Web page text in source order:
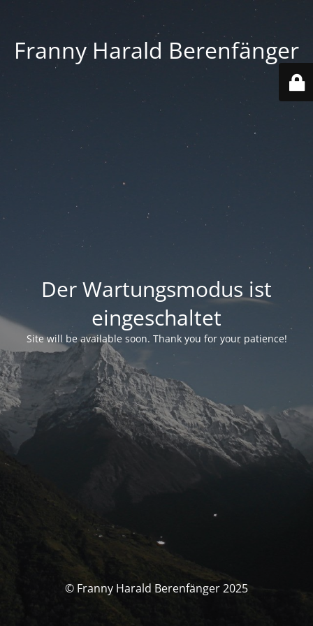
Franny Harald Berenfänger
Der Wartungsmodus ist
eingeschaltet
Site will be available soon. Thank you for your patience!
© Franny Harald Berenfänger 2025